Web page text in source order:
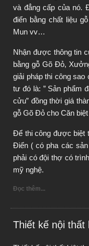
và đẳng cấp của nó.
điển bằng chất liệu
Mun vv…
Nhận được thông tin
bằng gỗ Gõ Đỏ,
giải pháp thi công
tư đó là: ” Sản phẩm
cửu” đồng thời giá
gỗ Gõ Đỏ cho Căn
Để thi công được biệt
Điển ( có pha các
phải có đội thợ có
mỹ nghệ.
Đọc thêm...
Thiết kế nội thất